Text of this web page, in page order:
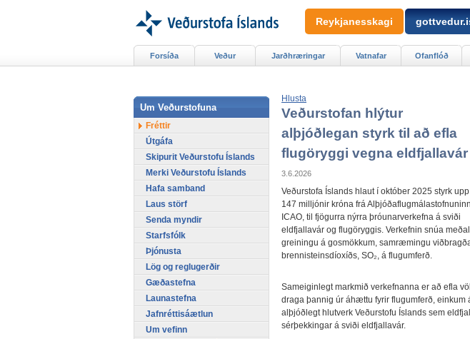
Hlusta
Veðurstofan hlýtur
alþjóðlegan styrk til að efla
flugöryggi vegna eldfjallavár
3.6.2026
Veðurstofa Íslands hlaut í október 2025 styrk
147 milljónir króna frá
ICAO, til fjögurra nýrra þróunarverkefna á sviði
eldfjallavár og flugöryggis. Verkefnin snúa
greiningu á gosmökkum, samræmingu
brennisteinsdíoxíðs, SO₂, á flugumferð.
Sameiginlegt markmið verkefnanna er að efla
draga þannig úr áhættu fyrir flugumferð, einkum
alþjóðlegt hlutverk Veðurstofu Íslands sem
sérþekkingar á sviði eldfjallavár.
Forsíða Veður Jarðhræringar Vatnafar Ofanflóð
Um Veðurstofuna
Fréttir
Útgáfa
Skipurit Veðurstofu Íslands
Merki Veðurstofu Íslands
Hafa samband
Laus störf
Senda myndir
Starfsfólk
Þjónusta
Lög og reglugerðir
Gæðastefna
Launastefna
Jafnréttisáætlun
Um vefinn
Reykjanesskagi